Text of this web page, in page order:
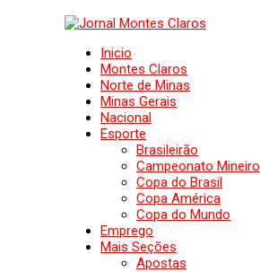
Inicio
Montes Claros
Norte de Minas
Minas Gerais
Nacional
Esporte
Brasileirão
Campeonato Mineiro
Copa do Brasil
Copa América
Copa do Mundo
Emprego
Mais Seções
Apostas